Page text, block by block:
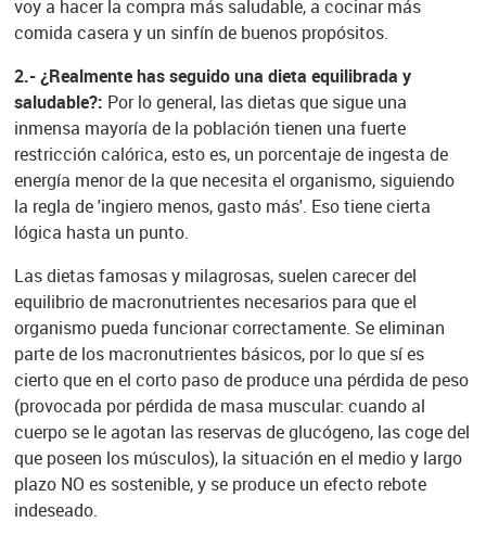
voy a hacer la compra más saludable, a cocinar más
comida casera y un sinfín de buenos propósitos.
2.-¿Realmente has seguido una dieta equilibrada y
saludable?: Por lo general, las dietas que sigue una
inmensa mayoría de la población tienen una fuerte
restricción calórica, esto es, un porcentaje de ingesta de
energía menor de la que necesita el organismo, siguiendo
la regla de 'ingiero menos, gasto más'. Eso tiene cierta
lógica hasta un punto.
Las dietas famosas y milagrosas, suelen carecer del
equilibrio de macronutrientes necesarios para que el
organismo pueda funcionar correctamente. Se eliminan
parte de los macronutrientes básicos, por lo que sí es
cierto que en el corto paso de produce una pérdida de peso
(provocada por pérdida de masa muscular: cuando al
cuerpo se le agotan las reservas de glucógeno, las coge del
que poseen los músculos), la situación en el medio y largo
plazo NO es sostenible, y se produce un efecto rebote
indeseado.